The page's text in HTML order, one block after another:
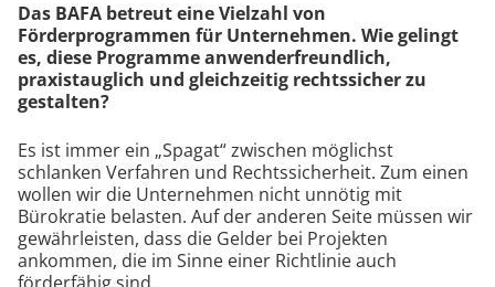
Das BAFA betreut eine Vielzahl von
Förderprogrammen für Unternehmen. Wie gelingt
es, diese Programme anwenderfreundlich,
praxistauglich und gleichzeitig rechtssicher zu
gestalten?
Es ist immer ein „Spagat“ zwischen möglichst
schlanken Verfahren und Rechtssicherheit. Zum einen
wollen wir die Unternehmen nicht unnötig mit
Bürokratie belasten. Auf der anderen Seite müssen wir
gewährleisten, dass die Gelder bei Projekten
ankommen, die im Sinne einer Richtlinie auch